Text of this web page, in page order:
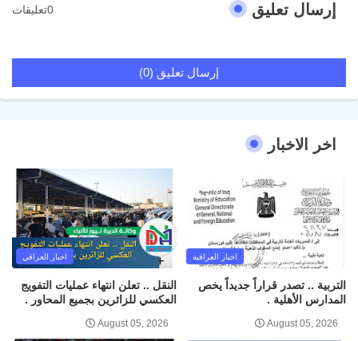
إرسال تعليق 0تعليقات
إرسال تعليق (0)
اخر الاخبار
اخبار العراقية
التربية .. تصدر قراراً جديداً يخص
المدارس الأهلية .
August 05, 2026
اخبار العراقي
النقل .. تعلن انتهاء عمليات التفويج
العكسي للزائرين بجميع المحاور .
August 05, 2026